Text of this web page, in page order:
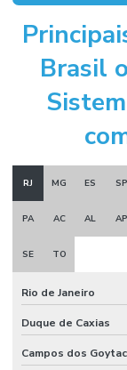
Instalação de
Instalação de
Instalação de
Manutenção
Manutenção
Obra civil industrial
Orçamento projeto
Porta corta fogo
Brasil
RJ MG ES SP
PA AC AL AP
SE TO
Rio de Janeiro
Duque de Caxias
Campos dos